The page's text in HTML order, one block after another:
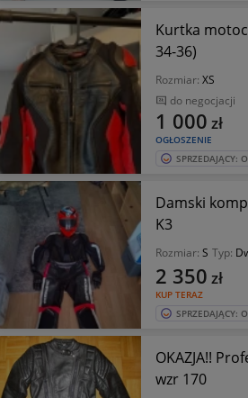
Kurtka
34-36)
Rozmiar: XS
do negocjacji
OGŁOSZENIE
1 000 zł
SPRZEDAJĄCY:
Damski
K3
Rozmiar: S Typ:
KUP TERAZ
2 350 zł
SPRZEDAJĄCY:
OKAZJA!!
wzr 170